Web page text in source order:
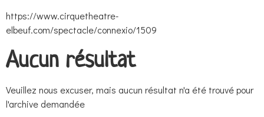
https://www.cirquetheatre-
elbeuf.com/spectacle/connexio/1509
Aucun résultat
Veuillez nous excuser, mais aucun résultat n'a été trouvé pour
l'archive demandée